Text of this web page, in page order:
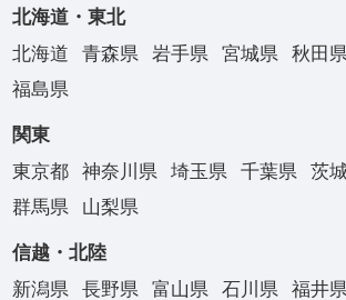
北海道・東北
北海道
青森県 岩手県 宮城県 秋田
福島県
関東
東京都
神奈川県 埼玉県 千葉県 茨
群馬県
山梨県
信越・北陸
新潟県
長野県 富山県 石川県 福井